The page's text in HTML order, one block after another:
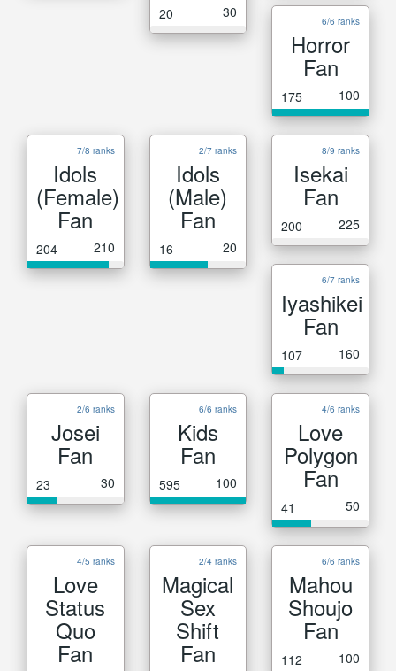
20 30
6/6 ranks
Horror
Fan
175 100
7/8 ranks
Idols
(Female)
Fan
204 210
2/7 ranks
Idols
(Male)
Fan
16 20
8/9 ranks
Isekai
Fan
200 225
6/7 ranks
Iyashikei
Fan
107 160
2/6 ranks
Josei
Fan
23 30
6/6 ranks
Kids
Fan
595 100
4/6 ranks
Love
Polygon
Fan
41 50
4/5 ranks
Love
Status
Quo
Fan
2/4 ranks
Magical
Sex
Shift
Fan
6/6 ranks
Mahou
Shoujo
Fan
112 100